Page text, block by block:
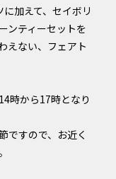
加えて、セイボリ
ンティーセットを
えない、フェアト
時から17時となり
ですので、お近く